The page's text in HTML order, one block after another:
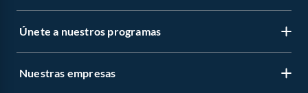
Únete a nuestros programas
Nuestras empresas